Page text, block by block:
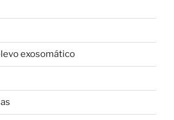
exosomático